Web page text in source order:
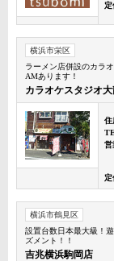
定
横浜市栄区
ラーメン店併設のカラ
AMあります！
カラオケスタジオ
住
営
定
横浜市鶴見区
設置台数日本最大級！
ズメント！！
吉兆横浜駒岡店